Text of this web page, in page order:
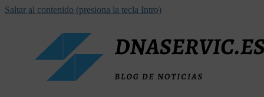
Saltar al contenido (presiona la tecla Intro)